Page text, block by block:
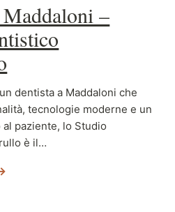
–
dentista a Maddaloni che
tecnologie moderne e un
paziente, lo Studio
è il…